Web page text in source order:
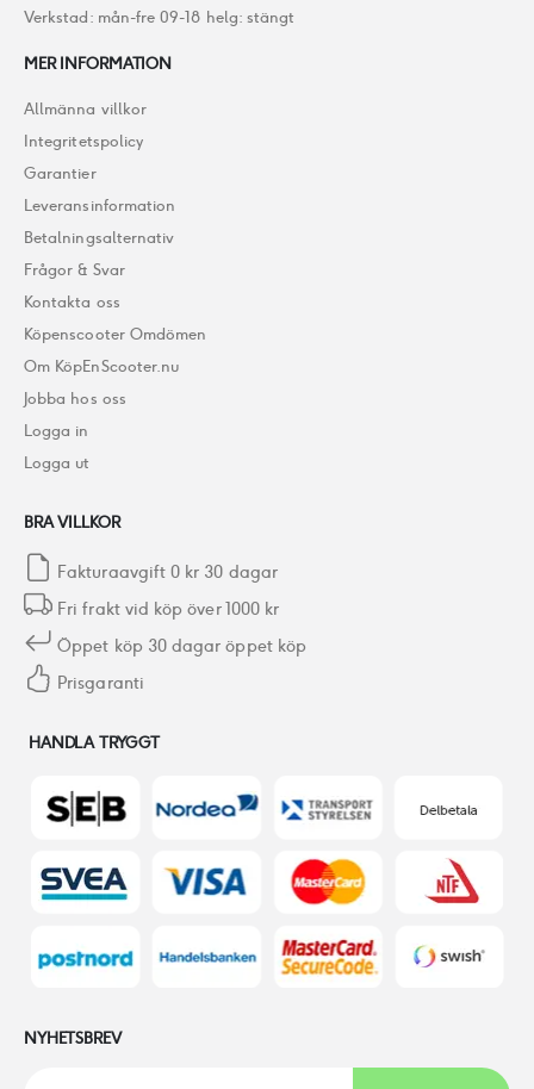
Verkstad: mån-fre 09-18 helg: stängt
MER INFORMATION
Allmänna villkor
Integritetspolicy
Garantier
Leveransinformation
Betalningsalternativ
Frågor & Svar
Kontakta oss
Köpenscooter Omdömen
Om KöpEnScooter.nu
Jobba hos oss
Logga in
Logga ut
BRA VILLKOR
Fakturaavgift 0 kr 30 dagar
Fri frakt vid köp över 1000 kr
Öppet köp 30 dagar öppet köp
Prisgaranti
HANDLA TRYGGT
NYHETSBREV